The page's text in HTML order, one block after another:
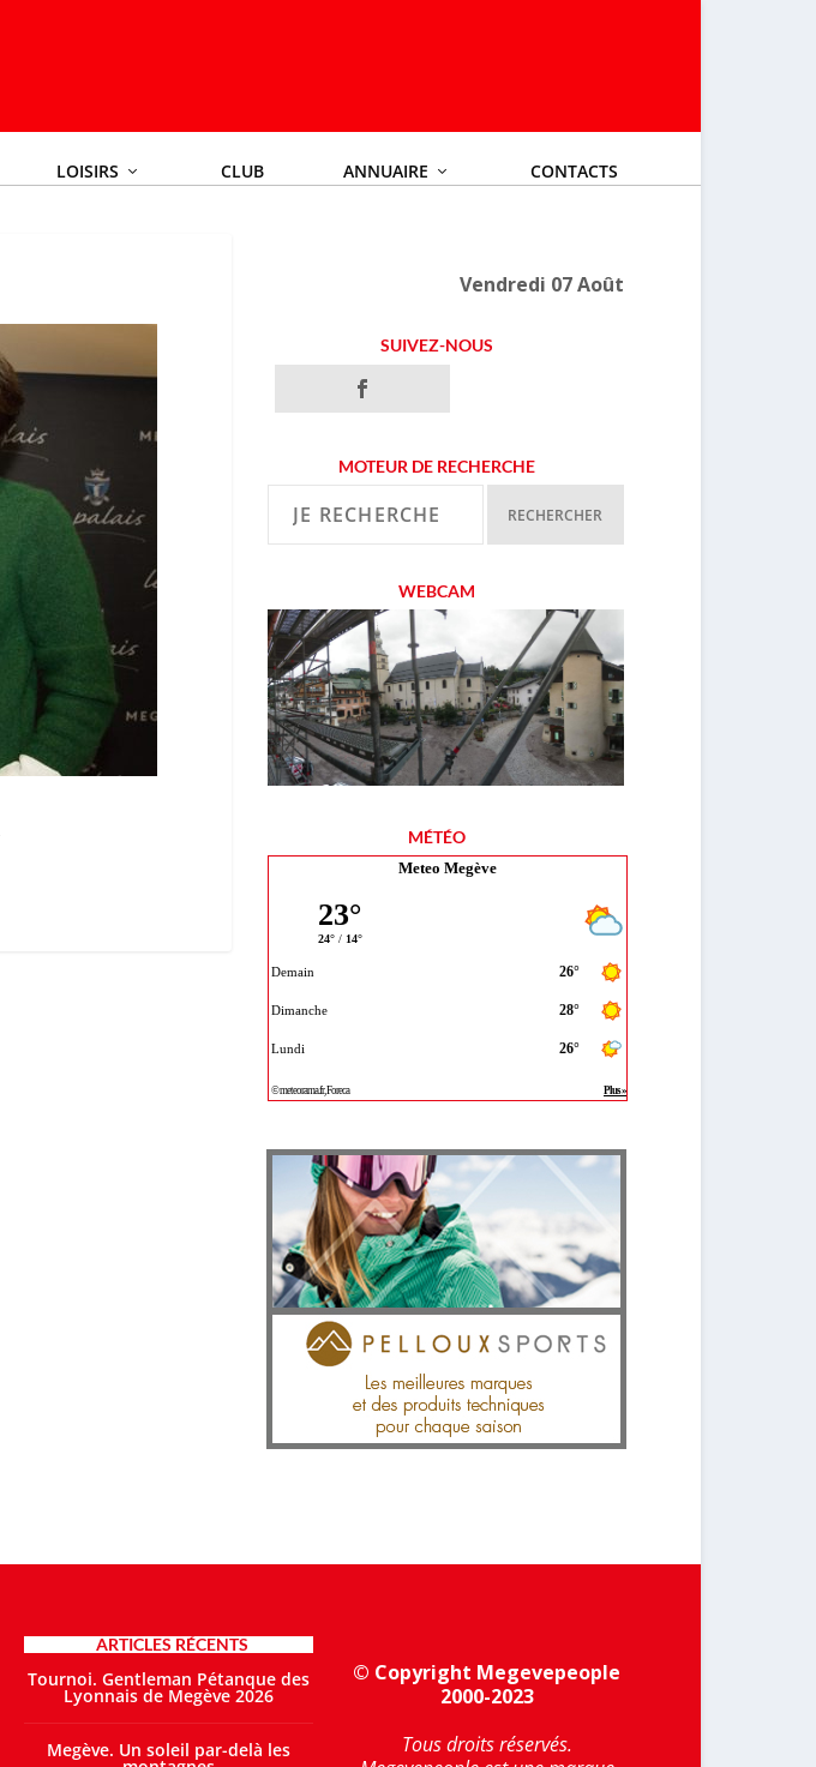
LOISIRS CLUB ANNUAIRE CONTACTS
Vendredi 07 Août
SUIVEZ-NOUS
MOTEUR DE RECHERCHE
WEBCAM
MÉTÉO
Meteo Megève
ARTICLES RÉCENTS
Tournoi. Gentleman Pétanque des
Lyonnais de Megève 2026
Megève. Un soleil par-delà les
© Copyright Megevepeople
2000-2023
Tous droits réservés.